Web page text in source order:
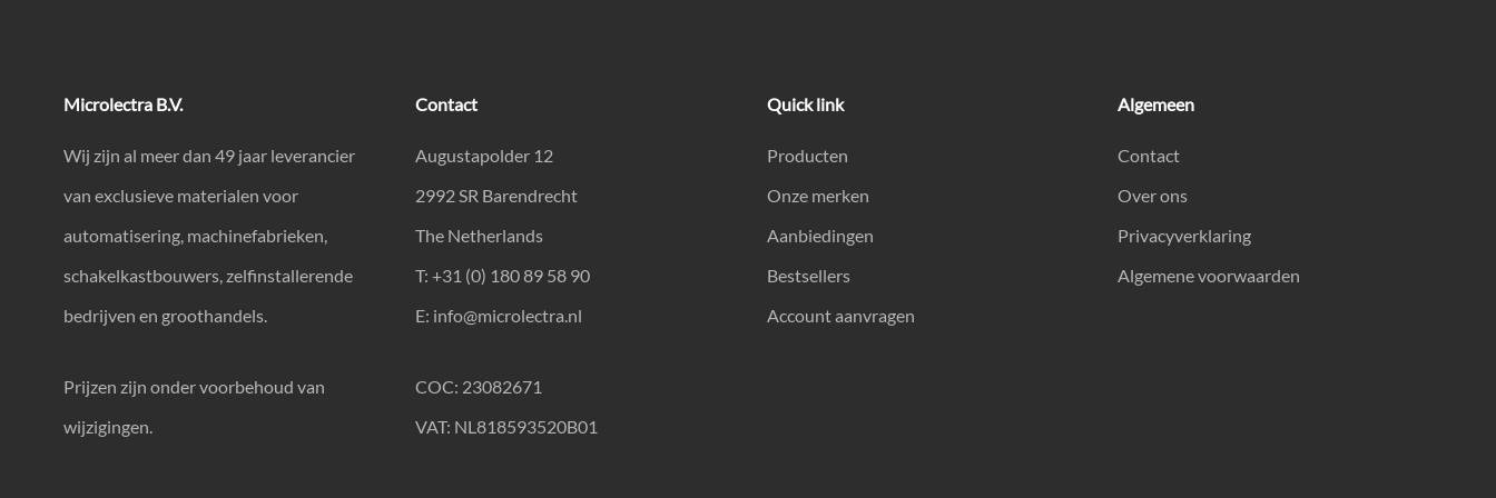
Microlectra B.V.
Wij zijn al meer dan 49 jaar leverancier
van exclusieve materialen voor
automatisering, machinefabrieken,
schakelkastbouwers, zelfinstallerende
bedrijven en groothandels.
Prijzen zijn onder voorbehoud van
wijzigingen.
Contact
Augustapolder 12
2992 SR Barendrecht
The Netherlands
T: +31 (0) 180 89 58 90
E: info@microlectra.nl
COC: 23082671
VAT: NL818593520B01
Quick link
Producten
Onze merken
Aanbiedingen
Bestsellers
Account aanvragen
Algemeen
Contact
Over ons
Privacyverklaring
Algemene voorwaarden